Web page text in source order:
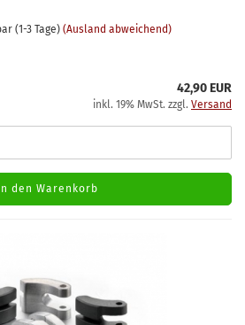
(1-3 Tage) (Ausland abweichend)
42,90 EUR
inkl. 19% MwSt. zzgl. Versand
In den Warenkorb